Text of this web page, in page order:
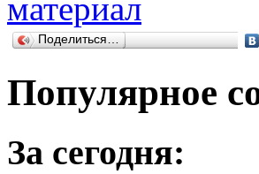
Поделиться…
Популярное
За сегодня: